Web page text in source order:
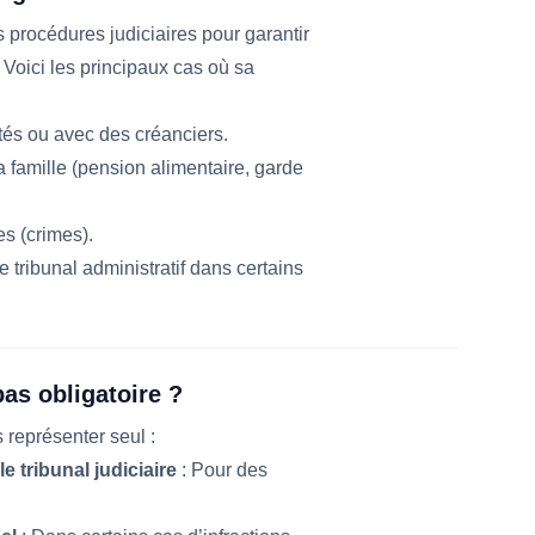
procédures judiciaires pour garantir
les principaux cas où sa
ou avec des créanciers.
famille (pension alimentaire, garde
(crimes).
tribunal administratif dans certains
obligatoire ?
représenter seul :
tribunal judiciaire : Pour des